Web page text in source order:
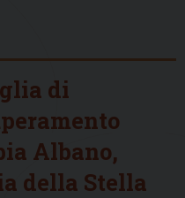
di
Albano,
della Stella